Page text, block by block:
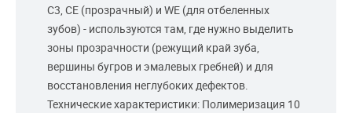
С3, СЕ (прозрачный) и WE (для отбеленных
зубов) - используются там, где нужно выделить
зоны прозрачности (режущий край зуба,
вершины бугров и эмалевых гребней) и для
восстановления неглубоких дефектов.
Технические характеристики: Полимеризация 10